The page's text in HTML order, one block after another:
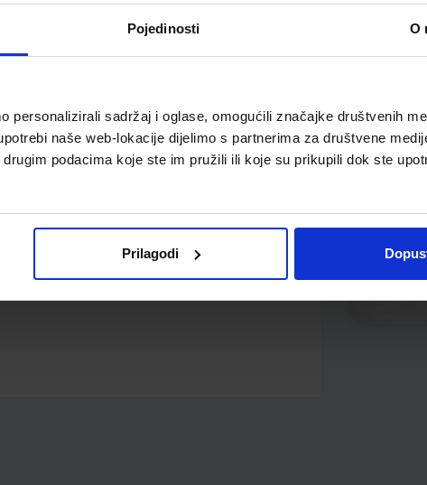
Pojedinosti O
personalizirali sadržaj i oglase, omogućili značajke društvenih
naše web-lokacije dijelimo s partnerima za društvene
podacima koje ste im pružili ili koje su prikupili dok ste
Prilagodi